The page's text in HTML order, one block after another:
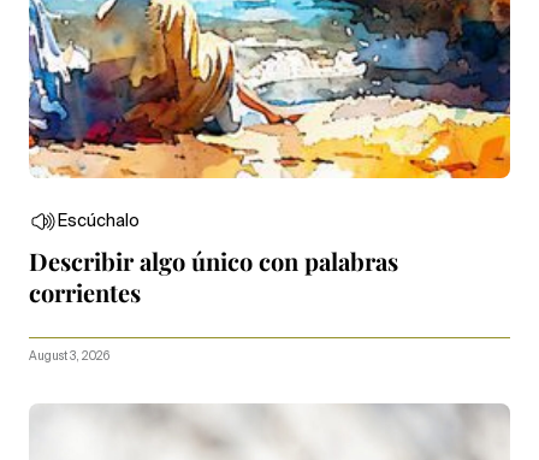
Escúchalo
Describir algo único con palabras
corrientes
August 3, 2026